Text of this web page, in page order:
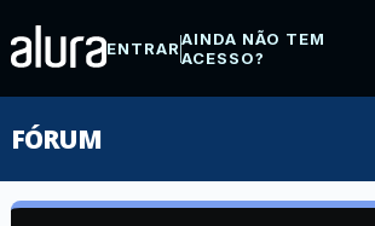
ENTRARAINDA NÃO TEM
ACESSO?
FÓRUM